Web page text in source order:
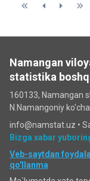
Namangan
statistika
160133, Namangan
N.Namangoniy
info@namstat.uz •
Bizga xabar
Veb-saytdan
qo'llanma